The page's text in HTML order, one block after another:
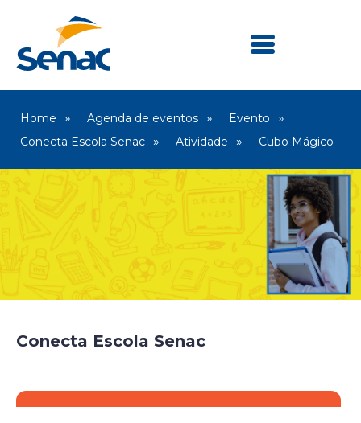
Home Agenda de eventos
Evento
Conecta Escola Senac
Atividade Cubo Mágico
Conecta Escola Senac